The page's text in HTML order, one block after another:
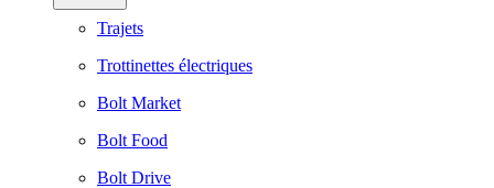
Trajets
Trottinettes électriques
Bolt Market
Bolt Food
Bolt Drive